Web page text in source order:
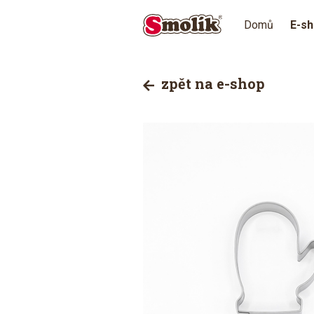
Domů E-
zpět na e-shop